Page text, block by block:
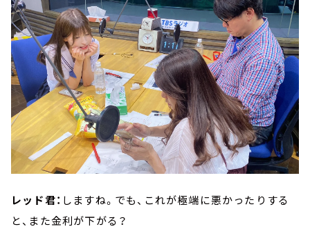
レッド君： しますね。でも、これが極端に悪かったりする
と、また金利が下がる？